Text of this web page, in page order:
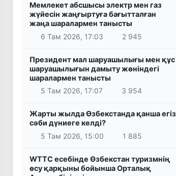
Мемлекет абсшысы электр мен газ
жүйесін жаңғыртуға бағытталған
жаңа шаралармен танысты
6 Там 2026, 17:03
2 945
Президент мал шаруашылығы мен құс
шаруашылығын дамыту жөніндегі
шаралармен танысты
5 Там 2026, 17:07
3 954
Жарты жылда Өзбекстанда қанша егіз
сәби дүниеге келді?
5 Там 2026, 15:00
1 885
WTTC есебінде Өзбекстан туризмнің
өсу қарқыны бойынша Орталық